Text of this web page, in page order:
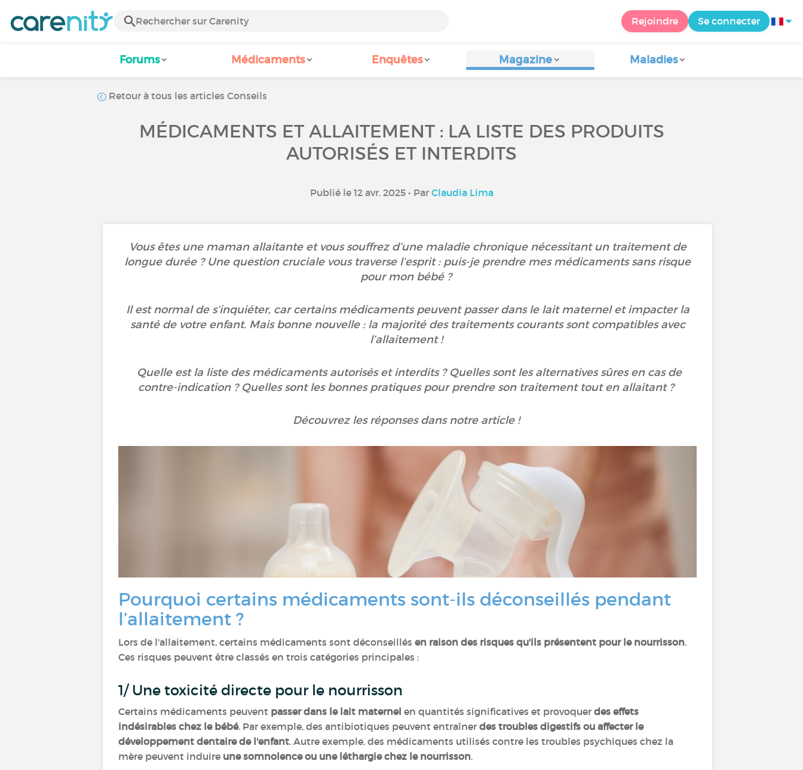
Rejoindre Se connecter
Forums Médicaments Enquêtes Magazine Maladies
Retour à tous les articles Conseils
MÉDICAMENTS ET ALLAITEMENT : LA LISTE DES PRODUITS
AUTORISÉS ET INTERDITS
Publié le 12 avr. 2025 • Par Claudia Lima
Vous êtes une maman allaitante et vous souffrez d’une maladie chronique nécessitant un traitement de
longue durée ? Une question cruciale vous traverse l’esprit : puis-je prendre mes médicaments sans risque
pour mon bébé ?
Il est normal de s’inquiéter, car certains médicaments peuvent passer dans le lait maternel et impacter la
santé de votre enfant. Mais bonne nouvelle : la majorité des traitements courants sont compatibles avec
l’allaitement !
Quelle est la liste des médicaments autorisés et interdits ? Quelles sont les alternatives sûres en cas de
contre-indication ? Quelles sont les bonnes pratiques pour prendre son traitement tout en allaitant ?
Découvrez les réponses dans notre article !
Pourquoi certains médicaments sont-ils déconseillés pendant
l’allaitement ?
Lors de l'allaitement, certains médicaments sont déconseillés en raison des risques qu'ils présentent pour le nourrisson.
Ces risques peuvent être classés en trois catégories principales :
1/ Une toxicité directe pour le nourrisson
Certains médicaments peuvent passer dans le lait maternel en quantités significatives et provoquer des effets
indésirables chez le bébé. Par exemple, des antibiotiques peuvent entraîner des troubles digestifs ou affecter le
développement dentaire de l'enfant. Autre exemple, des médicaments utilisés contre les troubles psychiques chez la
mère peuvent induire une somnolence ou une léthargie chez le nourrisson.